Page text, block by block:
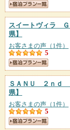
スイートヴィラ Ｇ
県】
お客さまの声（1件）
5
ＳＡＮＵ ２ｎｄ
県】
お客さまの声（1件）
5